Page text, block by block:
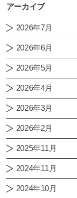
アーカイブ
2026年7月
2026年6月
2026年5月
2026年4月
2026年3月
2026年2月
2025年11月
2024年11月
2024年10月